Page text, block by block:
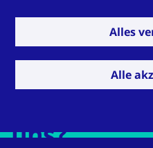
Sie haben
uns?
Alles
Alle